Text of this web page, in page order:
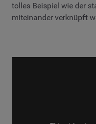
tolles Beispiel wie der
miteinander verknüpft